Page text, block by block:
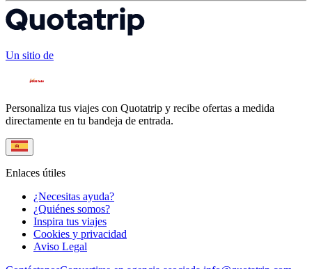
Un sitio de
Personaliza tus viajes con Quotatrip y recibe ofertas a medida
directamente en tu bandeja de entrada.
Enlaces útiles
¿Necesitas ayuda?
¿Quiénes somos?
Inspira tus viajes
Cookies y privacidad
Aviso Legal